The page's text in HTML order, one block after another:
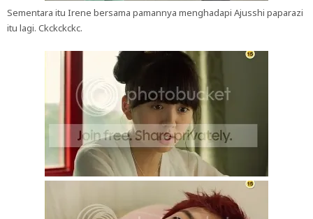
Sementara itu Irene bersama pamannya menghadapi Ajusshi paparazi
itu lagi. Ckckckckc.